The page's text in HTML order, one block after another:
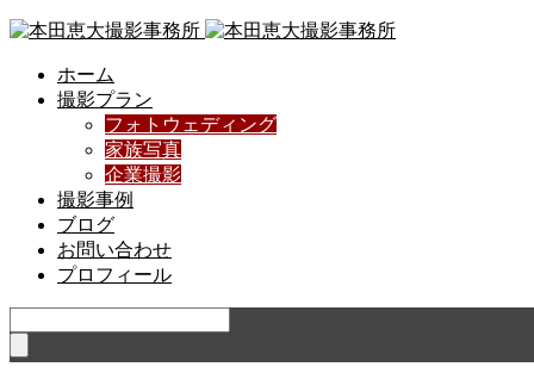
ホーム
撮影プラン
フォトウェディング
家族写真
企業撮影
撮影事例
ブログ
お問い合わせ
プロフィール